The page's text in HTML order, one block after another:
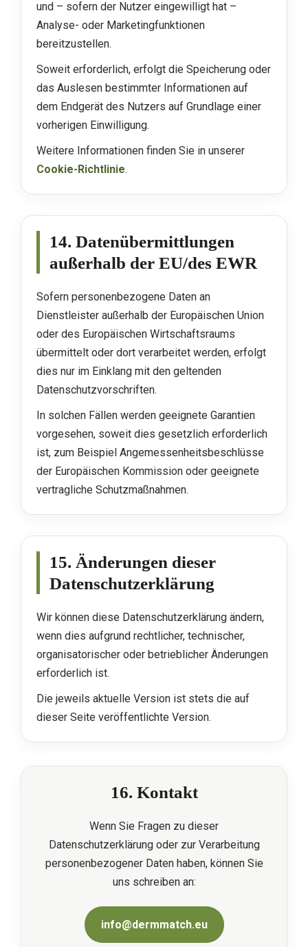
und – sofern der Nutzer eingewilligt hat –
Analyse- oder Marketingfunktionen
bereitzustellen.
Soweit erforderlich, erfolgt die Speicherung oder
das Auslesen bestimmter Informationen auf
dem Endgerät des Nutzers auf Grundlage einer
vorherigen Einwilligung.
Weitere Informationen finden Sie in unserer
Cookie-Richtlinie.
14. Datenübermittlungen
außerhalb der EU/des EWR
Sofern personenbezogene Daten an
Dienstleister außerhalb der Europäischen Union
oder des Europäischen Wirtschaftsraums
übermittelt oder dort verarbeitet werden, erfolgt
dies nur im Einklang mit den geltenden
Datenschutzvorschriften.
In solchen Fällen werden geeignete Garantien
vorgesehen, soweit dies gesetzlich erforderlich
ist, zum Beispiel Angemessenheitsbeschlüsse
der Europäischen Kommission oder geeignete
vertragliche Schutzmaßnahmen.
15. Änderungen dieser
Datenschutzerklärung
Wir können diese Datenschutzerklärung ändern,
wenn dies aufgrund rechtlicher, technischer,
organisatorischer oder betrieblicher Änderungen
erforderlich ist.
Die jeweils aktuelle Version ist stets die auf
dieser Seite veröffentlichte Version.
16. Kontakt
Wenn Sie Fragen zu dieser
Datenschutzerklärung oder zur Verarbeitung
personenbezogener Daten haben, können Sie
uns schreiben an:
info@dermmatch.eu